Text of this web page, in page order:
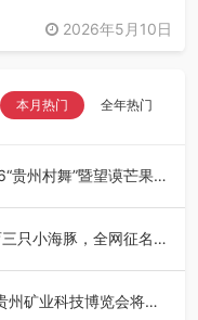
2026年5月10日
本月热门 全年热门
州村舞”暨望谟芒果
只小海豚，全网征名
矿业科技博览会将在